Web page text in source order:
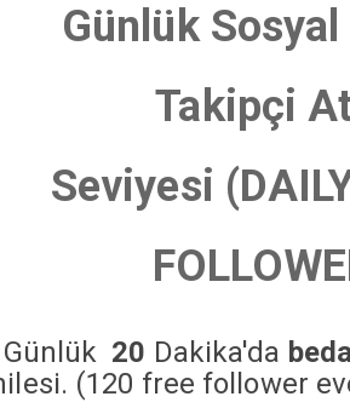
Günlük
Takipçi
Seviyesi
Günlük 20 Dakika'da
(120 free follower